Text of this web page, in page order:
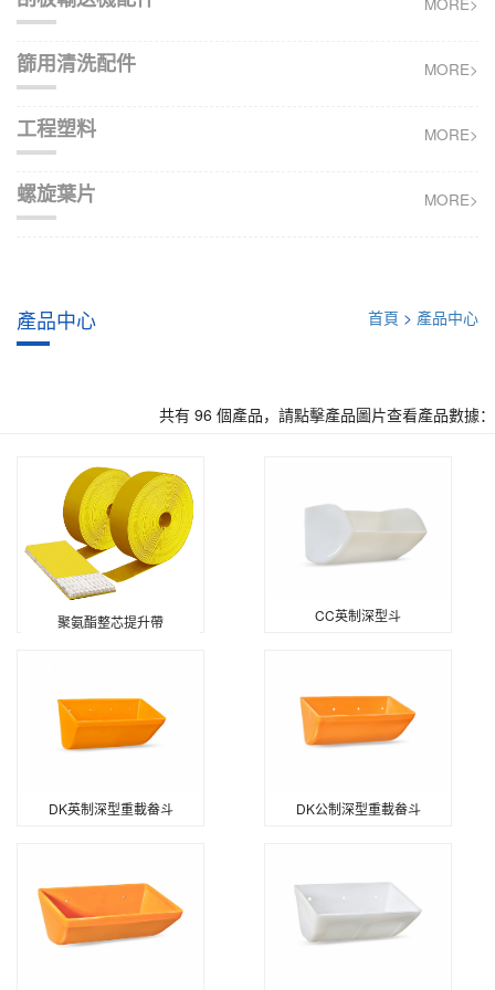
MORE>
篩用清洗配件
MORE>
工程塑料
MORE>
螺旋葉片
首頁 > 產品中心
產品中心
共有 96 個產品，請點擊產品圖片查看產品數據：
聚氨酯整芯提升帶 CC英制深型斗
DK英制深型重載畚斗 DK公制深型重載畚斗